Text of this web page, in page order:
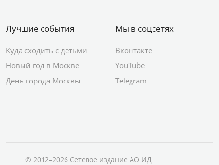
Лучшие события
Куда сходить с детьми
Новый год в Москве
День города Москвы
Мы в соцсетях
Вконтакте
YouTube
Telegram
© 2012–2026 Сетевое издание АО ИД